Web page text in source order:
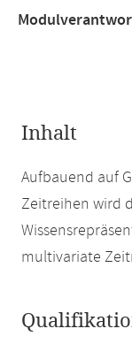
Inhalt
Aufbauend auf
Zeitreihen wird
multivariate